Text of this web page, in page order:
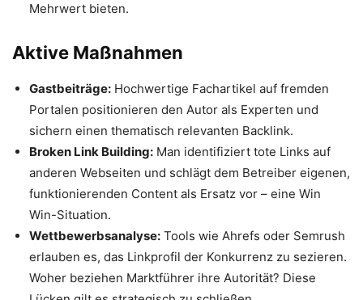
Mehrwert bieten.
Aktive Maßnahmen
Gastbeiträge: Hochwertige Fachartikel auf fremden
Portalen positionieren den Autor als Experten und
sichern einen thematisch relevanten Backlink.
Broken Link Building: Man identifiziert tote Links auf
anderen Webseiten und schlägt dem Betreiber eigenen,
funktionierenden Content als Ersatz vor – eine Win
Win-Situation.
Wettbewerbsanalyse: Tools wie Ahrefs oder Semrush
erlauben es, das Linkprofil der Konkurrenz zu sezieren.
Woher beziehen Marktführer ihre Autorität? Diese